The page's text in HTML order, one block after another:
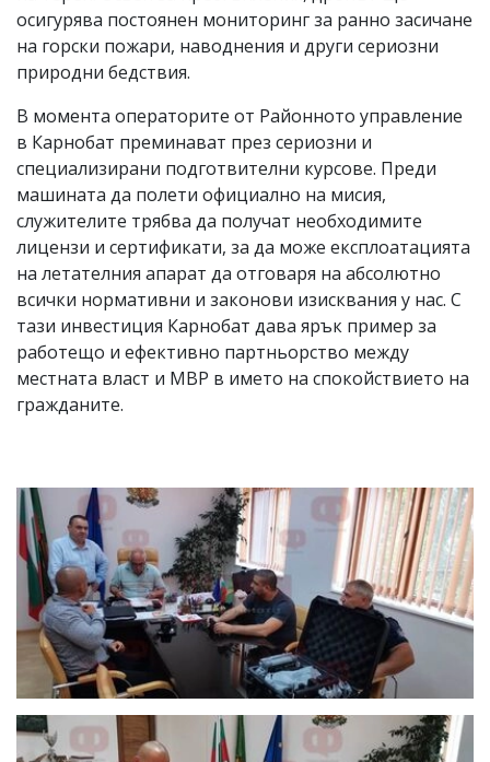
осигурява постоянен мониторинг за ранно засичане
на горски пожари, наводнения и други сериозни
природни бедствия.
В момента операторите от Районното управление
в Карнобат преминават през сериозни и
специализирани подготвителни курсове. Преди
машината да полети официално на мисия,
служителите трябва да получат необходимите
лицензи и сертификати, за да може експлоатацията
на летателния апарат да отговаря на абсолютно
всички нормативни и законови изисквания у нас. С
тази инвестиция Карнобат дава ярък пример за
работещо и ефективно партньорство между
местната власт и МВР в името на спокойствието на
гражданите.